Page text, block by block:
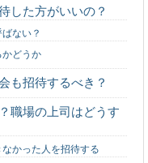
ュー！子どもが楽しめ
強い女性の特徴とは
した方がいいの？
ない？
かどうか
も招待するべき？
職場の上司はどうす
かった人を招待する